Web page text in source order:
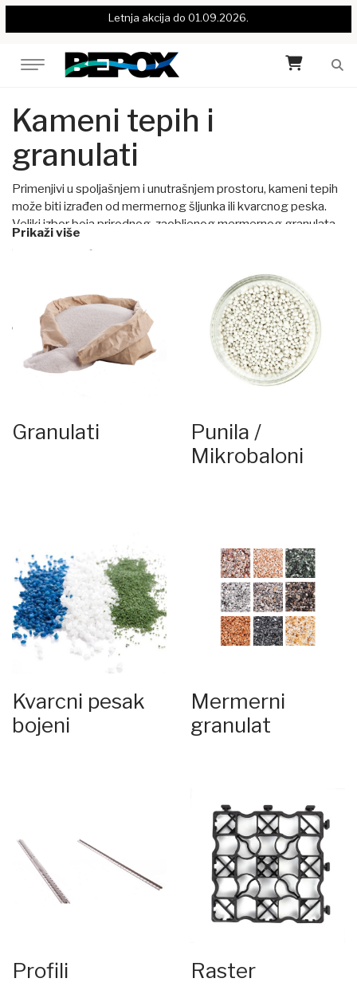
Letnja akcija do 01.09.2026.
Kameni tepih i
granulati
Primenjivi u spoljašnjem i unutrašnjem prostoru, kameni tepih
može biti izrađen od mermernog šljunka ili kvarcnog peska.
Veliki izbor boja prirodnog, zaobljenog mermernog granulata
2-4 mm omogućava dizajniranje po želji sa neograničenim
Bojeni kvarcni pesak zrna 0,8-1,2 mm dolazi u više boja i
njihovih mešavina i pogodan je kako za izradu kamenog tepiha
tako i u dizajniranju epoksidnih podova.
Pored bojenog kvarcnog peska i drugi dostupni granulati
omogućavaju izradu epoksidnih podova stepena
protivkliznosti od R9-R13.
Najveći stepen protikliznosti R13 pruža silicijum karbid
Prikaži više
Granulati
Punila /
Mikrobaloni
Kvarcni pesak
bojeni
Mermerni
granulat
Profili Raster